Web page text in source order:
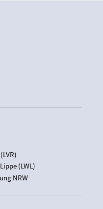
(LWL)
NRW